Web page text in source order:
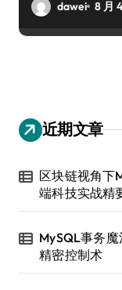
dawei 8 月
近期文章
区块链视角下
端科技实战精
MySQL事务
精密控制术